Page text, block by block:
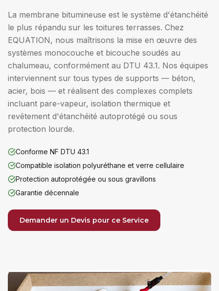
La membrane bitumineuse est le système d'étanchéité
le plus répandu sur les toitures terrasses. Chez
EQUATION, nous maîtrisons la mise en œuvre des
systèmes monocouche et bicouche soudés au
chalumeau, conformément au DTU 43.1. Nos équipes
interviennent sur tous types de supports — béton,
acier, bois — et réalisent des complexes complets
incluant pare-vapeur, isolation thermique et
revêtement d'étanchéité autoprotégé ou sous
protection lourde.
Conforme NF DTU 43.1
Compatible isolation polyuréthane et verre cellulaire
Protection autoprotégée ou sous gravillons
Garantie décennale
Demander un Devis pour ce Service